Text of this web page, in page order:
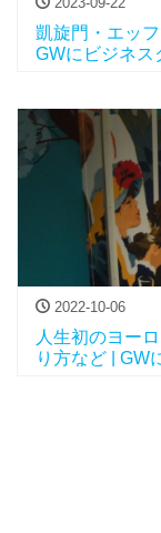
凱旋門・エッ
GWにビジネス
2022-10-06
人生初のヨー
り方など | GW